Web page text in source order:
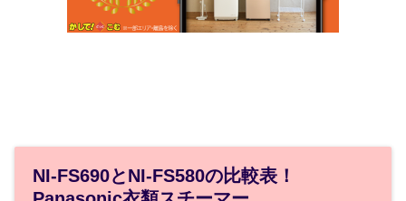
NI-FS690とNI-FS580の比較表！